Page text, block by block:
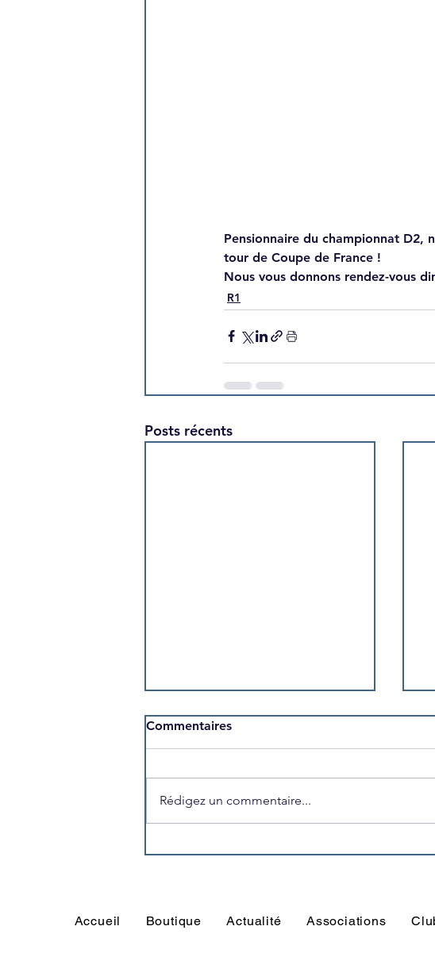
Pensionnaire du championnat D2,
tour de Coupe de France !
Nous vous donnons rendez-vous
R1
Posts récents
Commentaires
Rédigez un commentaire...
Accueil Boutique Actualité Associations